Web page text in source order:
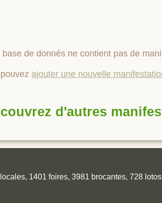
base de donnés ne contient pas de
ajouter une nouvelle
d'autres
1401 foires, 3981 brocantes, 728